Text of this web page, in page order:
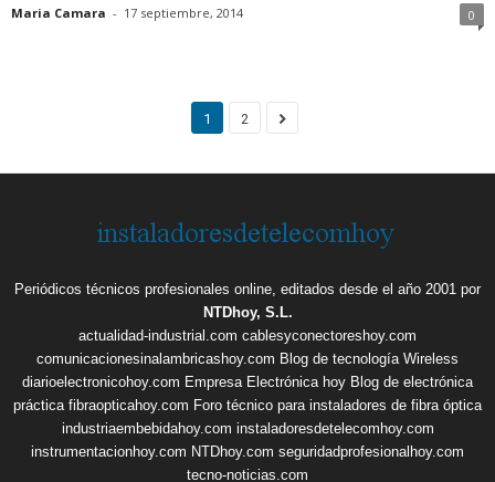
Maria Camara - 17 septiembre, 2014 0
1 2
Periódicos técnicos profesionales online, editados desde el año 2001 por
NTDhoy, S.L.
actualidad-industrial.com cablesyconectoreshoy.com
comunicacionesinalambricashoy.com Blog de tecnología Wireless
diarioelectronicohoy.com Empresa Electrónica hoy Blog de electrónica
práctica fibraopticahoy.com Foro técnico para instaladores de fibra óptica
industriaembebidahoy.com instaladoresdetelecomhoy.com
instrumentacionhoy.com NTDhoy.com seguridadprofesionalhoy.com
tecno-noticias.com